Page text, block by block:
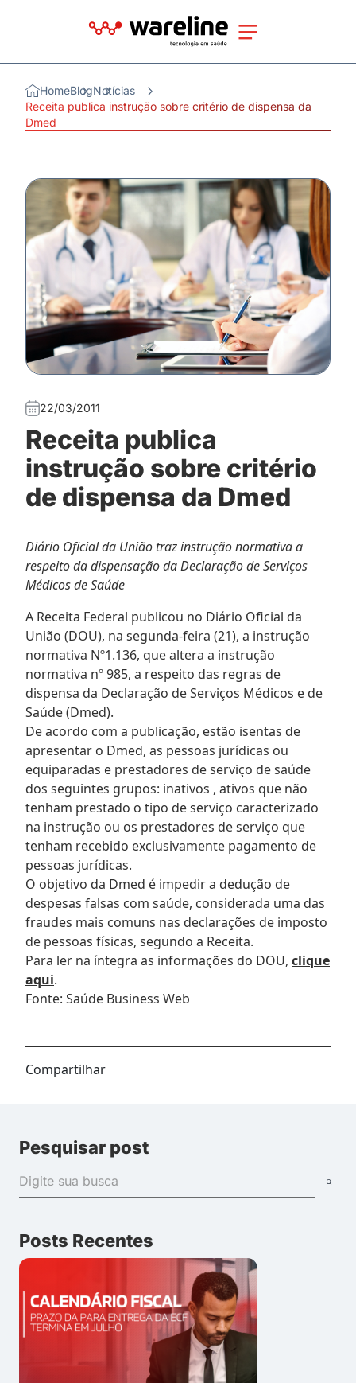
HomeBlogNotícias
Receita publica instrução sobre critério de dispensa da
Dmed
22/03/2011
Receita publica
instrução sobre critério
de dispensa da Dmed
Diário Oficial da União traz instrução normativa a
respeito da dispensação da Declaração de Serviços
Médicos de Saúde
A Receita Federal publicou no Diário Oficial da
União (DOU), na segunda-feira (21), a instrução
normativa Nº1.136, que altera a instrução
normativa nº 985, a respeito das regras de
dispensa da Declaração de Serviços Médicos e de
Saúde (Dmed).
De acordo com a publicação, estão isentas de
apresentar o Dmed, as pessoas jurídicas ou
equiparadas e prestadores de serviço de saúde
dos seguintes grupos: inativos , ativos que não
tenham prestado o tipo de serviço caracterizado
na instrução ou os prestadores de serviço que
tenham recebido exclusivamente pagamento de
pessoas jurídicas.
O objetivo da Dmed é impedir a dedução de
despesas falsas com saúde, considerada uma das
fraudes mais comuns nas declarações de imposto
de pessoas físicas, segundo a Receita.
Para ler na íntegra as informações do DOU, clique
aqui.
Fonte: Saúde Business Web
Compartilhar
Pesquisar post
Posts Recentes